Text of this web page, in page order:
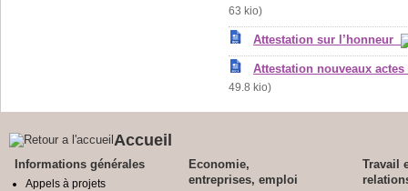
63 kio)
Attestation sur l’honneur
Attestation nouveaux
49.8 kio)
Accueil
Informations générales
Appels à projets
Economie,
entreprises, emploi
Travail